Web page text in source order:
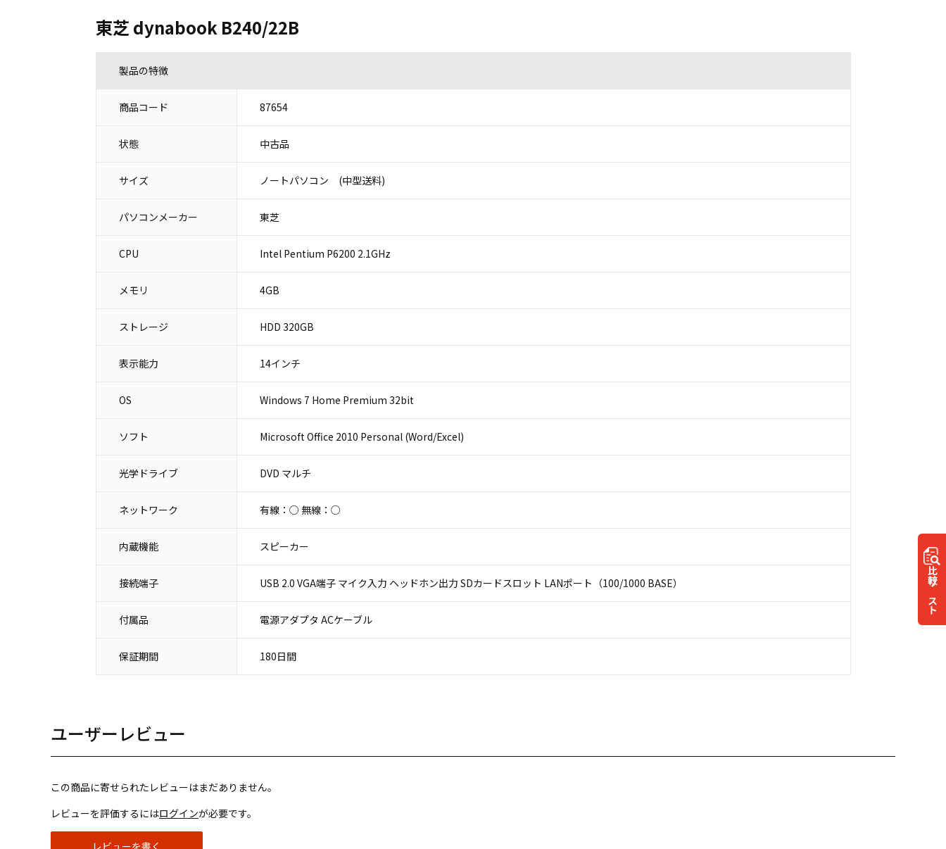
比較
リスト
東芝 dynabook B240/22B
製品の特徴
商品コード 87654
状態 中古品
サイズ ノートパソコン (中型送料)
パソコンメーカー 東芝
CPU Intel Pentium P6200 2.1GHz
メモリ 4GB
ストレージ HDD 320GB
表示能力 14インチ
OS Windows 7 Home Premium 32bit
ソフト Microsoft Office 2010 Personal (Word/Excel)
光学ドライブ DVD マルチ
ネットワーク 有線：○ 無線：○
内蔵機能 スピーカー
接続端子 USB 2.0 VGA端子 マイク入力 ヘッドホン出力 SDカードスロット LANポート（100/1000 BASE）
付属品 電源アダプタ ACケーブル
保証期間 180日間
ユーザーレビュー
この商品に寄せられたレビューはまだありません。
レビューを評価するにはログインが必要です。
レビューを書く